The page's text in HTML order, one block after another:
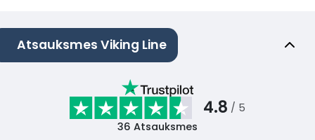
Atsauksmes Viking Line
4.8 / 5
36 Atsauksmes